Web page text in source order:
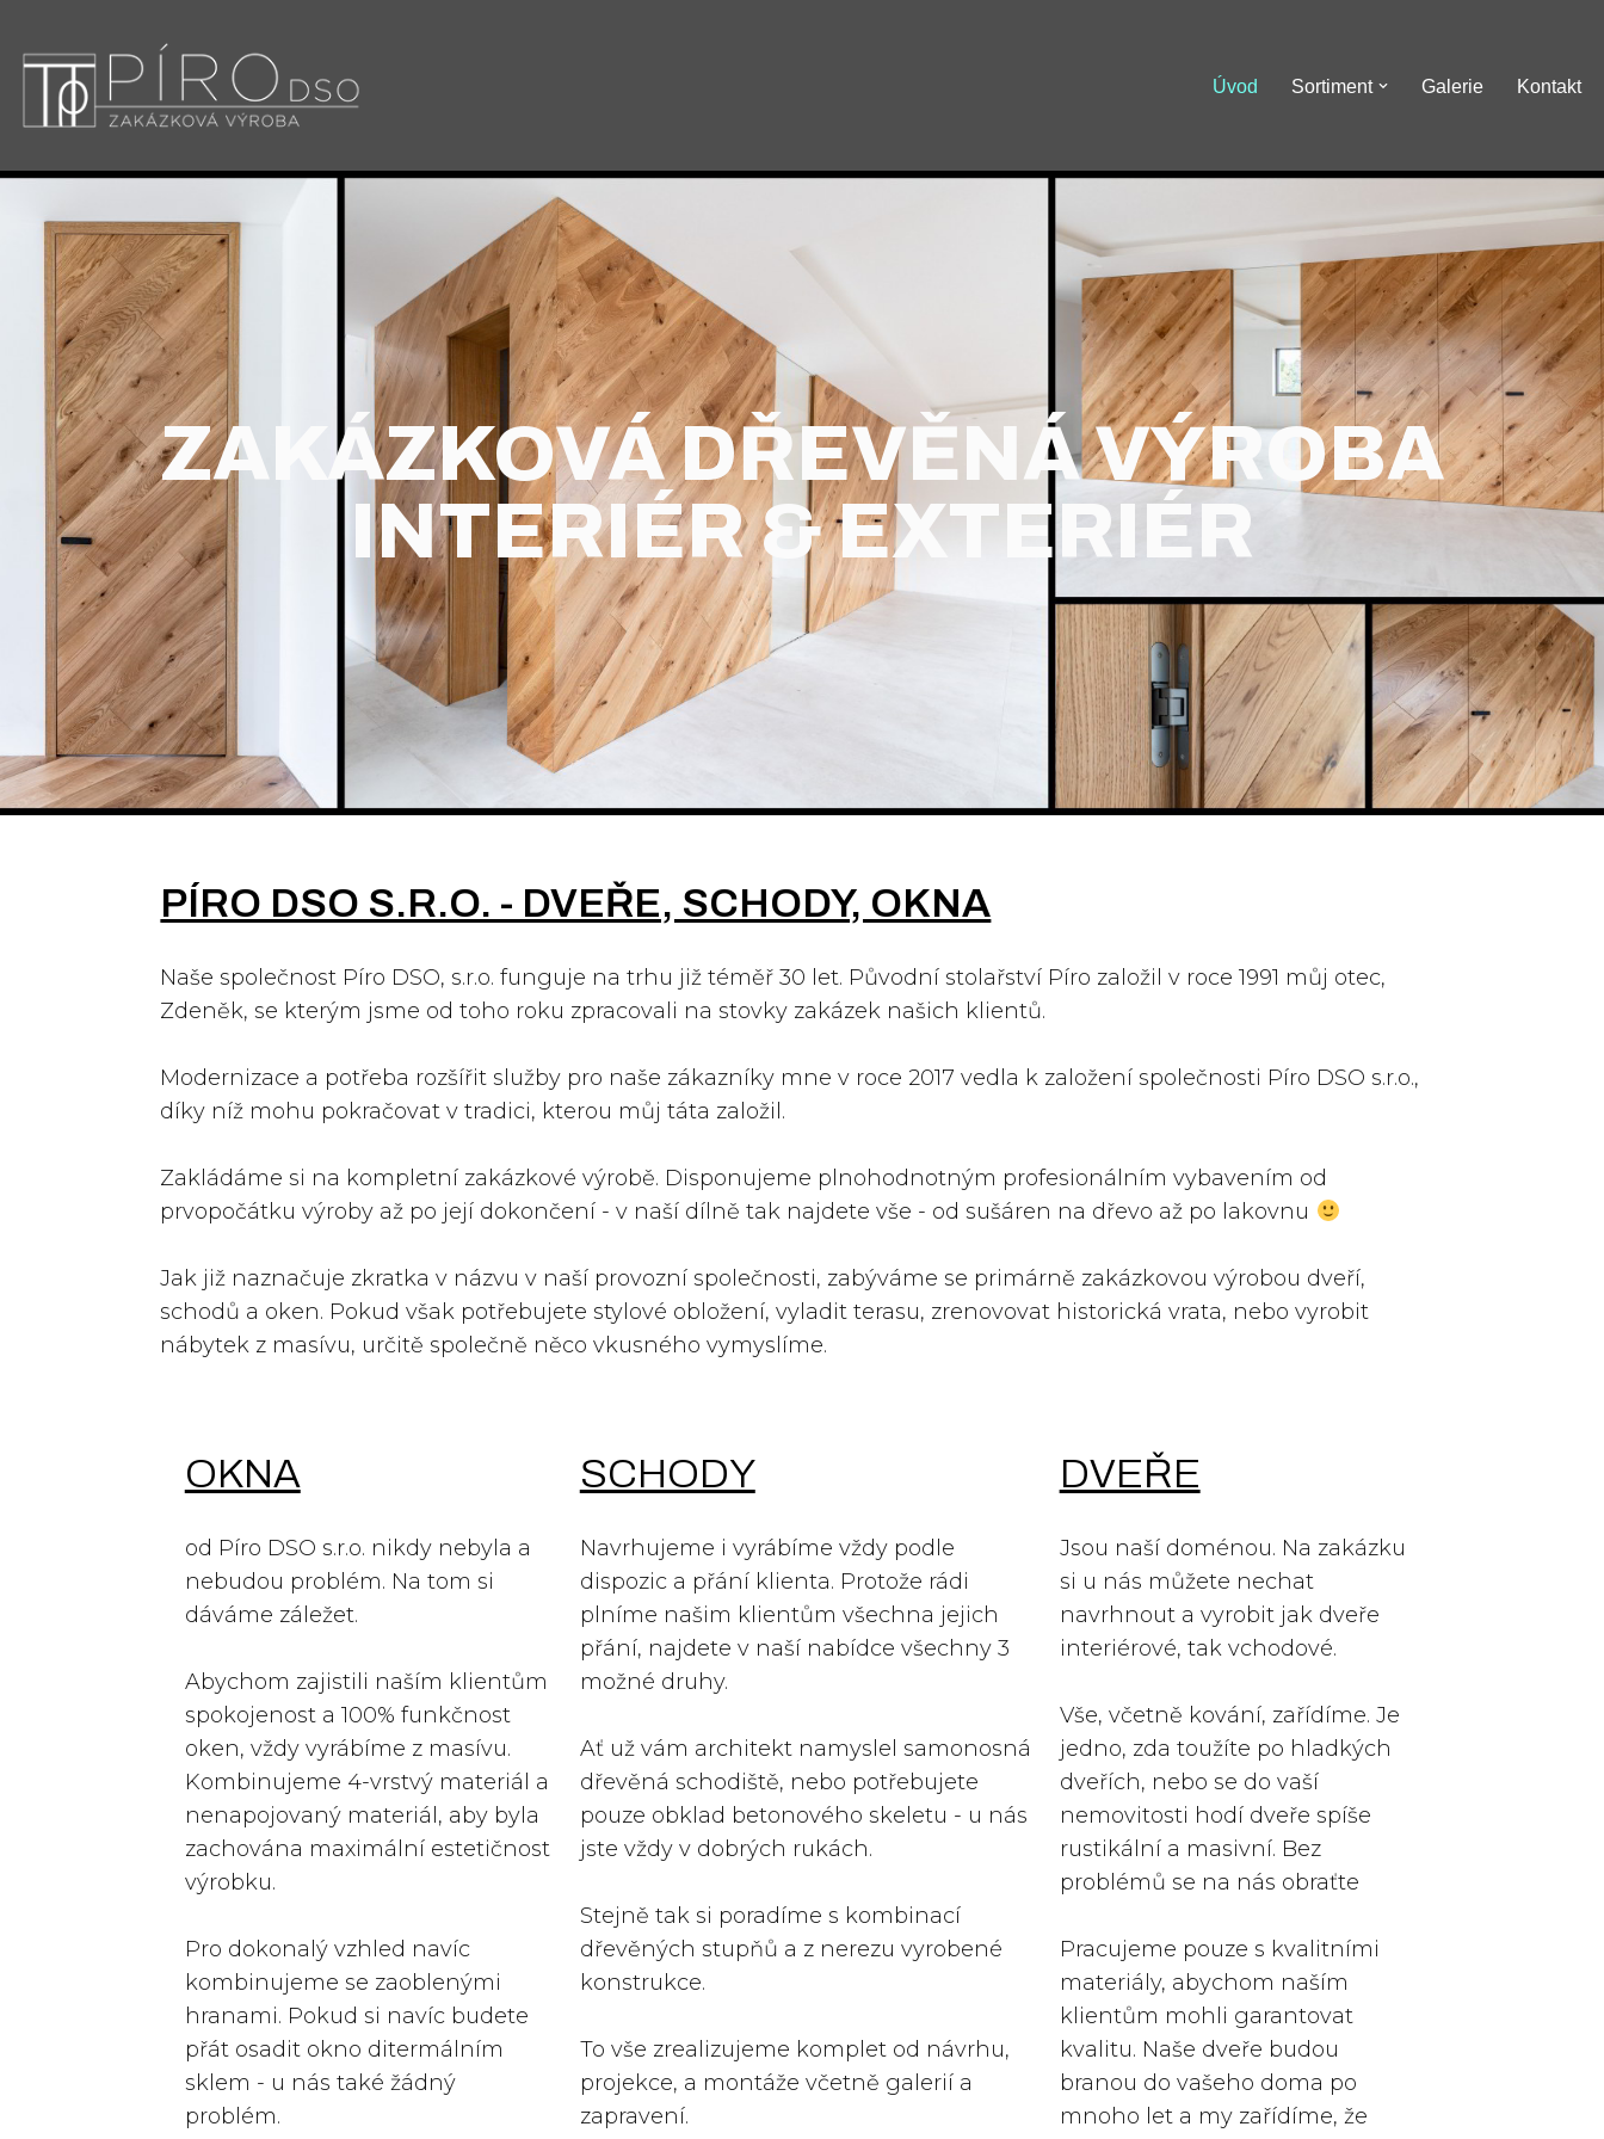
Přeskočit
obsah
Úvod Sortiment Galerie Kontakt
ZAKÁZKOVÁ DŘEVĚNÁ VÝROBA
INTERIÉR & EXTERIÉR
PÍRO DSO S.R.O. - DVEŘE, SCHODY, OKNA
Naše společnost Píro DSO, s.r.o. funguje na trhu již téměř 30 let. Původní stolařství Píro založil v roce 1991 můj otec,
Zdeněk, se kterým jsme od toho roku zpracovali na stovky zakázek našich klientů.
Modernizace a potřeba rozšířit služby pro naše zákazníky mne v roce 2017 vedla k založení společnosti Píro DSO s.r.o.,
díky níž mohu pokračovat v tradici, kterou můj táta založil.
Zakládáme si na kompletní zakázkové výrobě. Disponujeme plnohodnotným profesionálním vybavením od
prvopočátku výroby až po její dokončení - v naší dílně tak najdete vše - od sušáren na dřevo až po lakovnu
Jak již naznačuje zkratka v názvu v naší provozní společnosti, zabýváme se primárně zakázkovou výrobou dveří,
schodů a oken. Pokud však potřebujete stylové obložení, vyladit terasu, zrenovovat historická vrata, nebo vyrobit
nábytek z masívu, určitě společně něco vkusného vymyslíme.
DVEŘE
Jsou naší doménou. Na zakázku
si u nás můžete nechat
navrhnout a vyrobit jak dveře
interiérové, tak vchodové.
Vše, včetně kování, zařídíme. Je
jedno, zda toužíte po hladkých
dveřích, nebo se do vaší
nemovitosti hodí dveře spíše
rustikální a masivní. Bez
problémů se na nás obraťte
Pracujeme pouze s kvalitními
materiály, abychom naším
klientům mohli garantovat
kvalitu. Naše dveře budou
branou do vašeho doma po
mnoho let a my zařídíme, že
SCHODY
Navrhujeme i vyrábíme vždy podle
dispozic a přání klienta. Protože rádi
plníme našim klientům všechna jejich
přání, najdete v naší nabídce všechny 3
možné druhy.
Ať už vám architekt namyslel samonosná
dřevěná schodiště, nebo potřebujete
pouze obklad betonového skeletu - u nás
jste vždy v dobrých rukách.
Stejně tak si poradíme s kombinací
dřevěných stupňů a z nerezu vyrobené
konstrukce.
To vše zrealizujeme komplet od návrhu,
projekce, a montáže včetně galerií a
zapravení.
OKNA
od Píro DSO s.r.o. nikdy nebyla a
nebudou problém. Na tom si
dáváme záležet.
Abychom zajistili naším klientům
spokojenost a 100% funkčnost
oken, vždy vyrábíme z masívu.
Kombinujeme 4-vrstvý materiál a
nenapojovaný materiál, aby byla
zachována maximální estetičnost
výrobku.
Pro dokonalý vzhled navíc
kombinujeme se zaoblenými
hranami. Pokud si navíc budete
přát osadit okno ditermálním
sklem - u nás také žádný
problém.